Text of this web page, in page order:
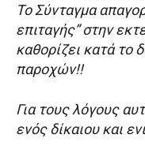
Το Σύνταγμα
επιταγής” στην
καθορίζει κατά το
παροχών!!
Για τους λόγους
ενός δίκαιου και